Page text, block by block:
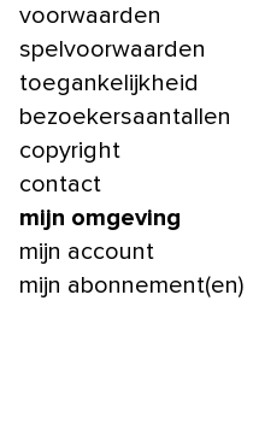
voorwaarden
spelvoorwaarden
toegankelijkheid
bezoekersaantallen
copyright
contact
mijn omgeving
mijn account
mijn abonnement(en)